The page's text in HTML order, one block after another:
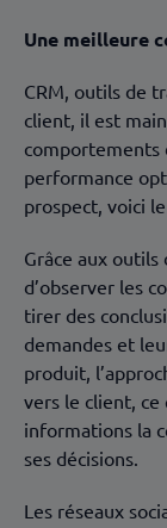
Une meilleure
CRM, outils de
client, il est
comportements
performance
prospect, voici
Grâce aux
d’observer les
tirer des
demandes et
produit,
vers le client, ce
informations la
ses décisions.
Les réseaux